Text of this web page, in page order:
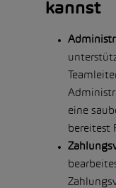
kannst
eine
bereitest